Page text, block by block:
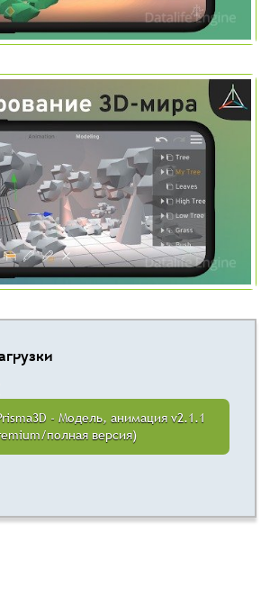
- Модель, анимация v2.1.1
полная версия)